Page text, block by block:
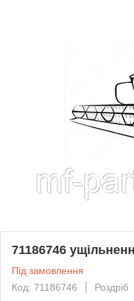
71186746
Під замовлення
Код: 71186746
Роздріб